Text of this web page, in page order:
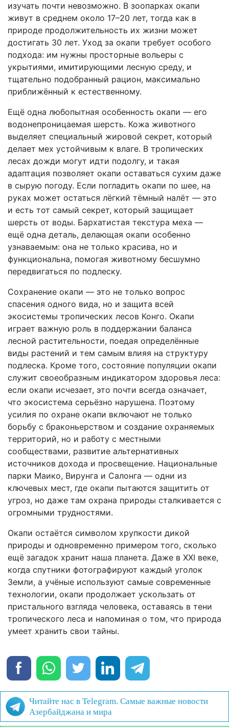
изучать почти невозможно. В зоопарках окапи
живут в среднем около 17–20 лет, тогда как в
природе продолжительность их жизни может
достигать 30 лет. Уход за окапи требует особого
подхода: им нужны просторные вольеры с
укрытиями, имитирующими лесную среду, и
тщательно подобранный рацион, максимально
приближённый к естественному.
Ещё одна любопытная особенность окапи — его
водонепроницаемая шерсть. Кожа животного
выделяет специальный жировой секрет, который
делает мех устойчивым к влаге. В тропических
лесах дожди могут идти подолгу, и такая
адаптация позволяет окапи оставаться сухим даже
в сырую погоду. Если погладить окапи по шее, на
руках может остаться лёгкий тёмный налёт — это
и есть тот самый секрет, который защищает
шерсть от воды. Бархатистая текстура меха —
ещё одна деталь, делающая окапи особенно
узнаваемым: она не только красива, но и
функциональна, помогая животному бесшумно
передвигаться по подлеску.
Сохранение окапи — это не только вопрос
спасения одного вида, но и защита всей
экосистемы тропических лесов Конго. Окапи
играет важную роль в поддержании баланса
лесной растительности, поедая определённые
виды растений и тем самым влияя на структуру
подлеска. Кроме того, состояние популяции окапи
служит своеобразным индикатором здоровья леса:
если окапи исчезает, это почти всегда означает,
что экосистема серьёзно нарушена. Поэтому
усилия по охране окапи включают не только
борьбу с браконьерством и создание охраняемых
территорий, но и работу с местными
сообществами, развитие альтернативных
источников дохода и просвещение. Национальные
парки Маико, Вирунга и Салонга — одни из
ключевых мест, где окапи пытаются защитить от
угроз, но даже там охрана природы сталкивается с
огромными трудностями.
Окапи остаётся символом хрупкости дикой
природы и одновременно примером того, сколько
ещё загадок хранит наша планета. Даже в XXI веке,
когда спутники фотографируют каждый уголок
Земли, а учёные используют самые современные
технологии, окапи продолжает ускользать от
пристального взгляда человека, оставаясь в тени
тропического леса и напоминая о том, что природа
умеет хранить свои тайны.
Читайте нас в Telegram. Самые важные новости
Азербайджана и мира